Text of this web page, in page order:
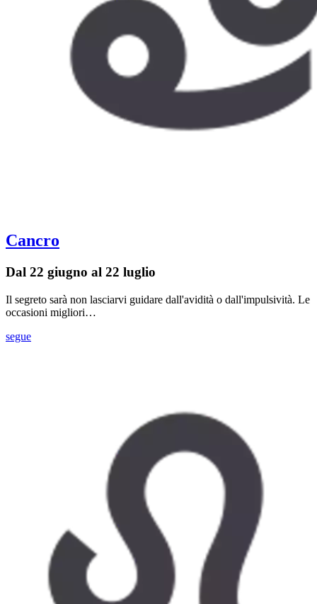
Cancro
Dal 22 giugno al 22 luglio
Il segreto sarà non lasciarvi guidare dall'avidità o dall'impulsività. Le
occasioni migliori…
segue